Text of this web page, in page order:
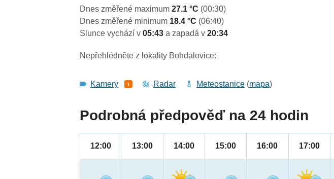
Dnes změřené maximum27.1 °C (00:30)
Dnes změřené minimum 18.4 °C (06:40)
Slunce vychází v05:43a zapadá v20:34
Nepřehlédněte z lokality Bohdalovice:
Kamery 1 Radar Meteostanice (mapa)
Podrobná předpověď na 24 hodin
12:00 13:00 14:00 15:00 16:00 17:00